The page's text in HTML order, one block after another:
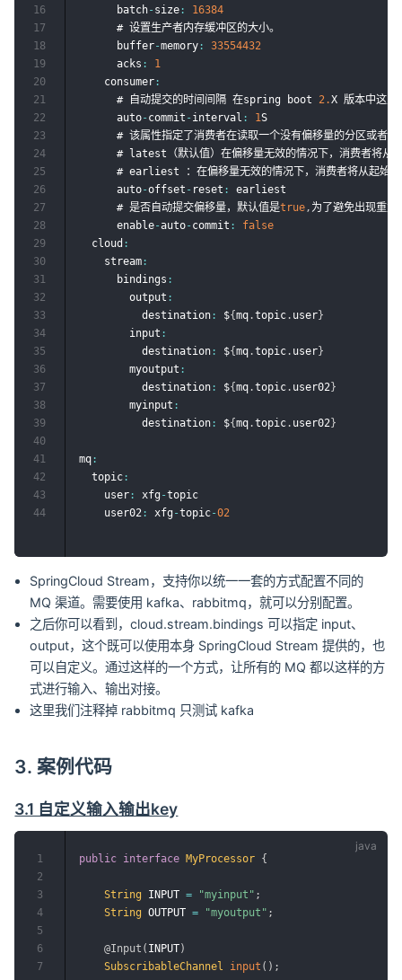
      batch
- size :
16384
      # 设置生产者内存缓冲区的大小。
      buffer
-memory :
33554432
      acks
:
1
    consumer
:
      # 自动提交的时间间隔 在spring boot
2.X 版本中这里
      auto
- commit - interval : 1S
# 该属性指定了消费者在读取一个没有偏移量的分区或者偏
# latest（默认值）在偏移量无效的情况下，消费者将从
# earliest ：在偏移量无效的情况下，消费者将从起始位
      auto
-offset - reset :
earliest
      # 是否自动提交偏移量，默认值是
true, 为了避免出现重复
      enable
-auto- commit :
false
  cloud
:
    stream
:
      bindings
:
        output
:
          destination
: ${mq .topic . user}
        input
:
          destination
: ${mq .topic . user}
        myoutput
:
          destination
: ${mq .topic . user02}
        myinput
:
          destination
: ${mq .topic . user02}
mq :
  topic
:
    user
: xfg -topic
    user02
: xfg -topic-02
16
17
18
19
20
21
22
23
24
25
26
27
28
29
30
31
32
33
34
35
36
37
38
39
40
41
42
43
44
SpringCloud Stream，支持你以统一一套的方式配置不同的
MQ 渠道。需要使用 kafka、rabbitmq，就可以分别配置。
之后你可以看到，cloud.stream.bindings 可以指定 input、
output，这个既可以使用本身 SpringCloud Stream 提供的，也
可以自定义。通过这样的一个方式，让所有的 MQ 都以这样的方
式进行输入、输出对接。
这里我们注释掉 rabbitmq 只测试 kafka
3. 案例代码
3.1 自定义输入输出key
public interface MyProcessor {
String INPUT = "myinput" ;
String OUTPUT = "myoutput" ;
@Input ( INPUT)
SubscribableChannel
input ( ) ;
1
2
3
4
5
6
7